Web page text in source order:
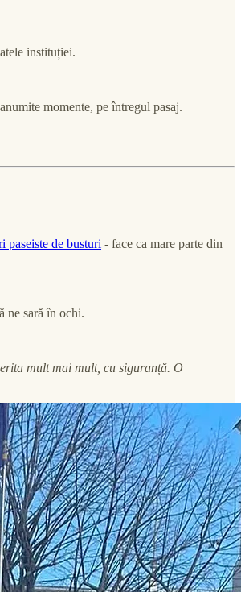
instituției.
momente, pe întregul pasaj.
paseiste de busturi - face ca mare parte din
ne sară în ochi.
mult mai mult, cu siguranță. O